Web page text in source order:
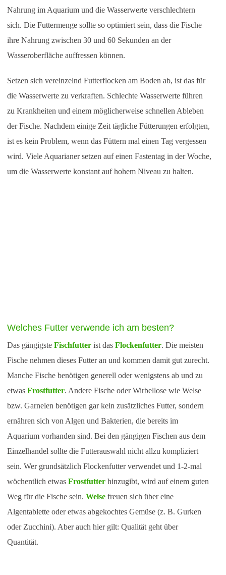
Nahrung im Aquarium und die Wasserwerte verschlechtern
sich. Die Futtermenge sollte so optimiert sein, dass die Fische
ihre Nahrung zwischen 30 und 60 Sekunden an der
Wasseroberfläche auffressen können.
Setzen sich vereinzelnd Futterflocken am Boden ab, ist das für
die Wasserwerte zu verkraften. Schlechte Wasserwerte führen
zu Krankheiten und einem möglicherweise schnellen Ableben
der Fische. Nachdem einige Zeit tägliche Fütterungen erfolgten,
ist es kein Problem, wenn das Füttern mal einen Tag vergessen
wird. Viele Aquarianer setzen auf einen Fastentag in der Woche,
um die Wasserwerte konstant auf hohem Niveau zu halten.
Welches Futter verwende ich am besten?
Das gängigste Fischfutter ist das Flockenfutter. Die meisten
Fische nehmen dieses Futter an und kommen damit gut zurecht.
Manche Fische benötigen generell oder wenigstens ab und zu
etwas Frostfutter. Andere Fische oder Wirbellose wie Welse
bzw. Garnelen benötigen gar kein zusätzliches Futter, sondern
ernähren sich von Algen und Bakterien, die bereits im
Aquarium vorhanden sind. Bei den gängigen Fischen aus dem
Einzelhandel sollte die Futterauswahl nicht allzu kompliziert
sein. Wer grundsätzlich Flockenfutter verwendet und 1-2-mal
wöchentlich etwas Frostfutter hinzugibt, wird auf einem guten
Weg für die Fische sein. Welse freuen sich über eine
Algentablette oder etwas abgekochtes Gemüse (z. B. Gurken
oder Zucchini). Aber auch hier gilt: Qualität geht über
Quantität.